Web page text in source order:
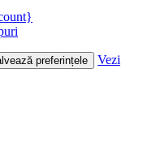
preferințele
Vezi